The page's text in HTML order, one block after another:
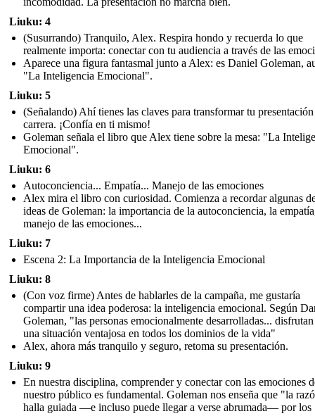
Liuku: 4
(Susurrando) Tranquilo, Alex. Respira hondo y recuerda lo que
realmente importa: conectar con tu audiencia a través de las
Aparece una figura fantasmal junto a Alex: es Daniel Goleman,
"La Inteligencia Emocional".
Liuku: 5
(Señalando) Ahí tienes las claves para transformar tu
carrera. ¡Confía en ti mismo!
Goleman señala el libro que Alex tiene sobre la mesa: "La
Emocional".
Liuku: 6
Autoconciencia... Empatía... Manejo de las emociones
Alex mira el libro con curiosidad. Comienza a recordar algunas
ideas de Goleman: la importancia de la autoconciencia, la
manejo de las emociones...
Liuku: 7
Escena 2: La Importancia de la Inteligencia Emocional
Liuku: 8
(Con voz firme) Antes de hablarles de la campaña, me gustaría
compartir una idea poderosa: la inteligencia emocional. Según
Goleman, "las personas emocionalmente desarrolladas...
una situación ventajosa en todos los dominios de la vida"
Alex, ahora más tranquilo y seguro, retoma su presentación.
Liuku: 9
En nuestra disciplina, comprender y conectar con las emociones
nuestro público es fundamental. Goleman nos enseña que "la
halla guiada —e incluso puede llegar a verse abrumada— por los